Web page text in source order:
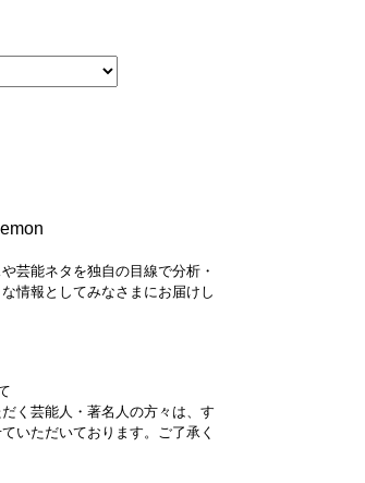
芸能ネタを独自の目線で分析・
情報としてみなさまにお届けし
く芸能人・著名人の方々は、す
いただいております。ご了承く